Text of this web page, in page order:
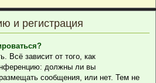
и регистрация
Всё зависит от того, как
должны ли вы
сообщения, или нет. Тем не